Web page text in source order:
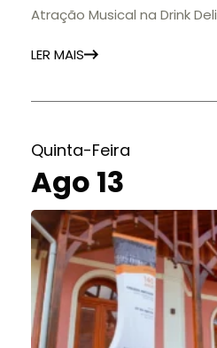
Atração Musical na Drink Deli
LER MAIS
Quinta-Feira
Ago 13